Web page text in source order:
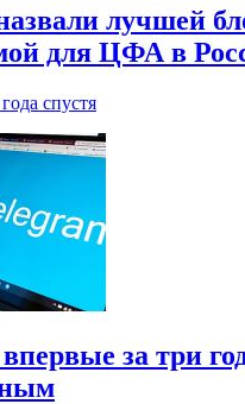
лучшей
для ЦФА в
спустя
за три